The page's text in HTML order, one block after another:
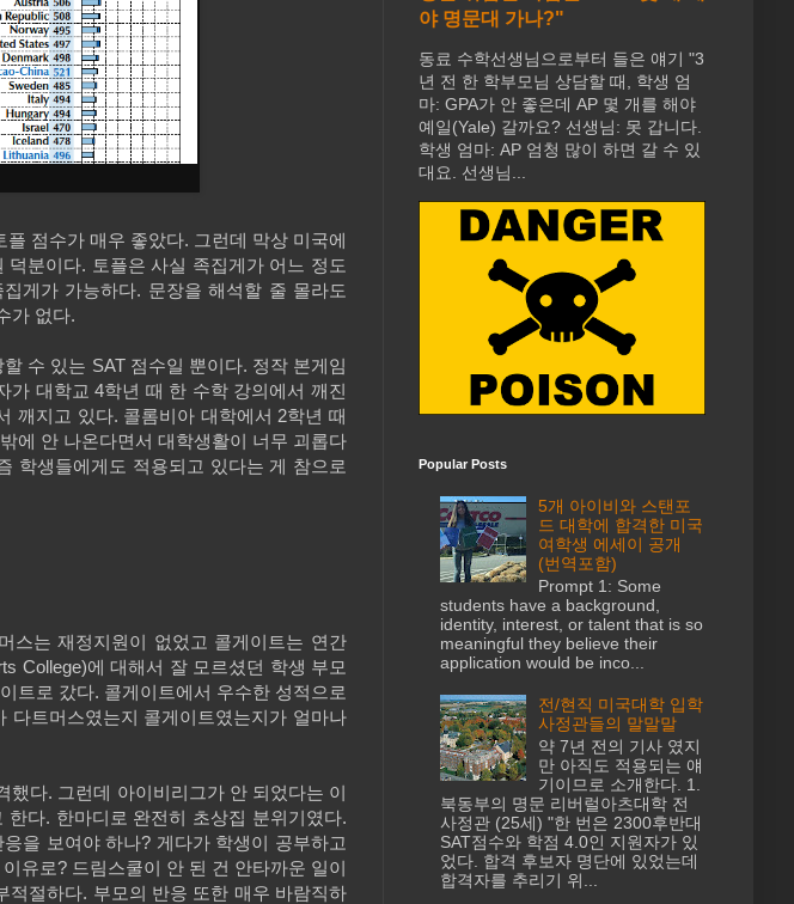
점수가 매우 좋았다. 그런데 막상 미국에
분이다. 토플은 사실 족집게가 어느 정도
게가 가능하다. 문장을 해석할 줄 몰라도
가 없다.
수 있는 SAT 점수일 뿐이다. 정작 본게임
대학교 4학년 때 한 수학 강의에서 깨진
깨지고 있다. 콜롬비아 대학에서 2학년 때
에 안 나온다면서 대학생활이 너무 괴롭다
학생들에게도 적용되고 있다는 게 참으로
스는 재정지원이 없었고 콜게이트는 연간
College)에 대해서 잘 모르셨던 학생 부모
트로 갔다. 콜게이트에서 우수한 성적으로
다트머스였는지 콜게이트였는지가 얼마나
했다. 그런데 아이비리그가 안 되었다는 이
다. 한마디로 완전히 초상집 분위기였다.
을 보여야 하나? 게다가 학생이 공부하고
유로? 드림스쿨이 안 된 건 안타까운 일이
절하다. 부모의 반응 또한 매우 바람직하
야 명문대 가나?"
동료 수학선생님으로부터 들은 얘기 "3
년 전 한 학부모님 상담할 때, 학생 엄
마: GPA가 안 좋은데 AP 몇 개를 해야
예일(Yale) 갈까요? 선생님: 못 갑니다.
학생 엄마: AP 엄청 많이 하면 갈 수 있
대요. 선생님...
Popular Posts
5개 아이비와 스탠포
드 대학에 합격한 미국
여학생 에세이 공개
(번역포함)
Prompt 1: Some
students have a background,
identity, interest, or talent that is so
meaningful they believe their
application would be inco...
전/현직 미국대학 입학
사정관들의 말말말
약 7년 전의 기사 였지
만 아직도 적용되는 얘
기이므로 소개한다. 1.
북동부의 명문 리버럴아츠대학 전
사정관 (25세) "한 번은 2300후반대
SAT점수와 학점 4.0인 지원자가 있
었다. 합격 후보자 명단에 있었는데
합격자를 추리기 위...